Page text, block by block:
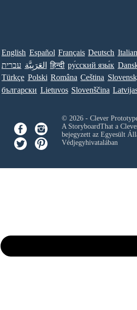
English Español Français Deutsch
עברית العَرَبِيَّة हिन्दी ру́сский язы́к
Türkçe Polski Româna Ceština
български Lietuvos Slovenščina
© 2026 - Clever
A StoryboardThat a
bejegyzett az Egyesült
Védjegyhivatalában